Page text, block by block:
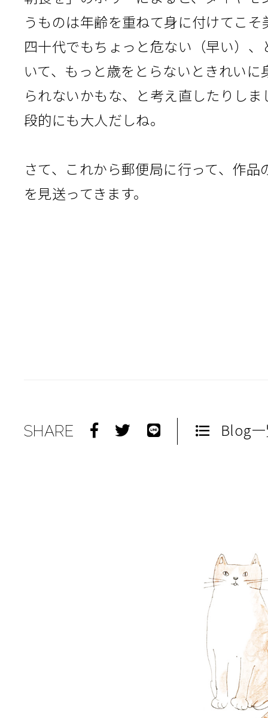
うものは年齢を重ねて身に付けてこそ
四十代でもちょっと危ない（早い）、
いて、もっと歳をとらないときれいに
られないかもな、と考え直したりしま
段的にも大人だしね。
さて、これから郵便局に行って、作品
を見送ってきます。
SHARE Blog